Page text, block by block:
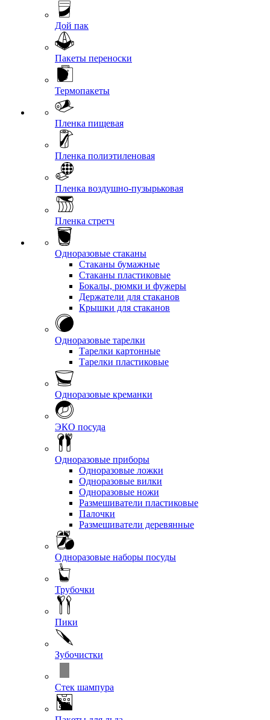
Дой пак
Пакеты переноски
Термопакеты
Пленка пищевая
Пленка полиэтиленовая
Пленка воздушно-пузырьковая
Пленка стретч
Одноразовые стаканы
Стаканы бумажные
Стаканы пластиковые
Бокалы, рюмки и фужеры
Держатели для стаканов
Крышки для стаканов
Одноразовые тарелки
Тарелки картонные
Тарелки пластиковые
Одноразовые креманки
ЭКО посуда
Одноразовые приборы
Одноразовые ложки
Одноразовые вилки
Одноразовые ножи
Размешиватели пластиковые
Палочки
Размешиватели деревянные
Одноразовые наборы посуды
Трубочки
Пики
Зубочистки
Стек шампура